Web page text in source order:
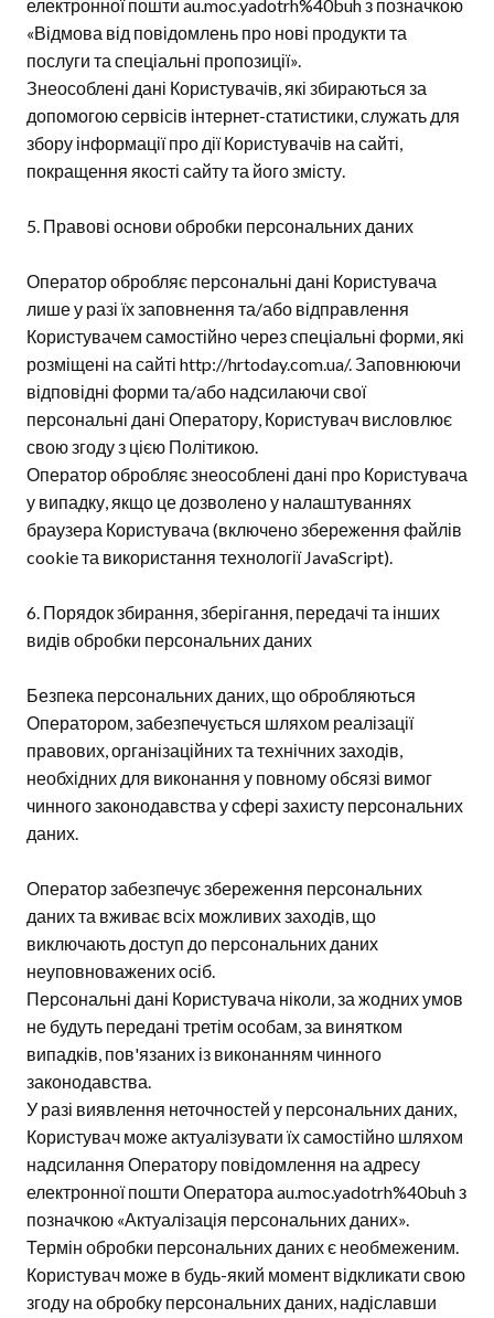
електронної пошти au.moc.yadotrh%40buh з позначкою
«Відмова від повідомлень про нові продукти та
послуги та спеціальні пропозиції».
Знеособлені дані Користувачів, які збираються за
допомогою сервісів інтернет-статистики, служать для
збору інформації про дії Користувачів на сайті,
покращення якості сайту та його змісту.
5. Правові основи обробки персональних даних
Оператор обробляє персональні дані Користувача
лише у разі їх заповнення та/або відправлення
Користувачем самостійно через спеціальні форми, які
розміщені на сайті http://hrtoday.com.ua/. Заповнюючи
відповідні форми та/або надсилаючи свої
персональні дані Оператору, Користувач висловлює
свою згоду з цією Політикою.
Оператор обробляє знеособлені дані про Користувача
у випадку, якщо це дозволено у налаштуваннях
браузера Користувача (включено збереження файлів
cookie та використання технології JavaScript).
6. Порядок збирання, зберігання, передачі та інших
видів обробки персональних даних
Безпека персональних даних, що обробляються
Оператором, забезпечується шляхом реалізації
правових, організаційних та технічних заходів,
необхідних для виконання у повному обсязі вимог
чинного законодавства у сфері захисту персональних
даних.
Оператор забезпечує збереження персональних
даних та вживає всіх можливих заходів, що
виключають доступ до персональних даних
неуповноважених осіб.
Персональні дані Користувача ніколи, за жодних умов
не будуть передані третім особам, за винятком
випадків, пов'язаних із виконанням чинного
законодавства.
У разі виявлення неточностей у персональних даних,
Користувач може актуалізувати їх самостійно шляхом
надсилання Оператору повідомлення на адресу
електронної пошти Оператора au.moc.yadotrh%40buh з
позначкою «Актуалізація персональних даних».
Термін обробки персональних даних є необмеженим.
Користувач може в будь-який момент відкликати свою
згоду на обробку персональних даних, надіславши